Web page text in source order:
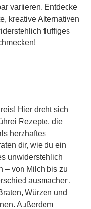
variieren. Entdecke
kreative Alternativen
fluffiges
Hier dreht sich
Rezepte, die
herzhaftes
dir, wie du ein
unwiderstehlich
– von Milch bis zu
ausmachen.
Würzen und
Außerdem